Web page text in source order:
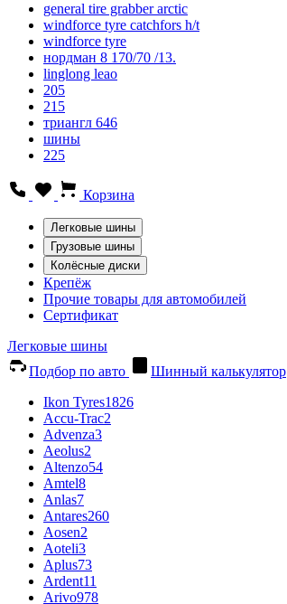
general tire grabber arctic
windforce tyre catchfors h/t
windforce tyre
нордман 8 170/70 /13.
linglong leao
205
215
триангл 646
шины
225
Корзина
Легковые шины
Грузовые шины
Колёсные диски
Крепёж
Прочие товары для автомобилей
Сертификат
Легковые шины
Подбор по авто
Шинный калькулятор
Ikon Tyres1826
Accu-Trac2
Advenza3
Aeolus2
Altenzo54
Amtel8
Anlas7
Antares260
Aosen2
Aoteli3
Aplus73
Ardent11
Arivo978